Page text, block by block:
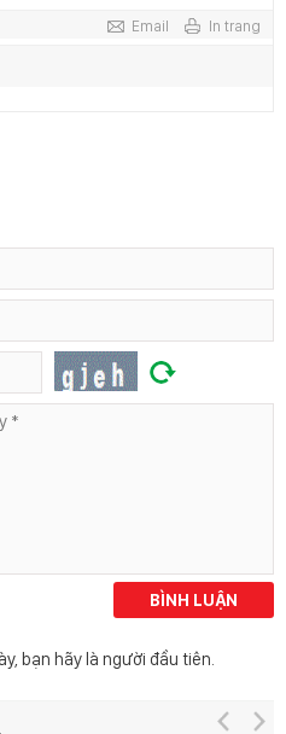
Email In trang
BÌNH LUẬN
bạn hãy là người đầu tiên.